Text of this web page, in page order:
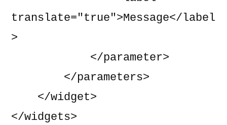
translate="true">Message</label
>
</widgets>